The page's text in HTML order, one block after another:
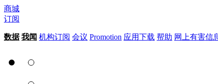
商城
订阅
数据 我闻 机构订阅 会议 Promotion 应用下载 帮助 网上有害信